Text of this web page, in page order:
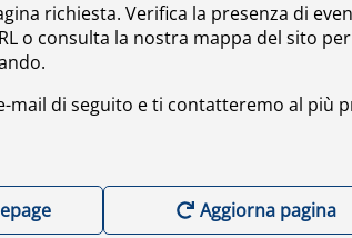
richiesta. Verifica la presenza di
o consulta la nostra mappa del sito per
mail di seguito e ti contatteremo al più
Aggiorna pagina